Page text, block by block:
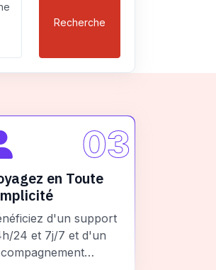
Recherche
03
en Toute
d'un support
24 et 7j/7 et d'un